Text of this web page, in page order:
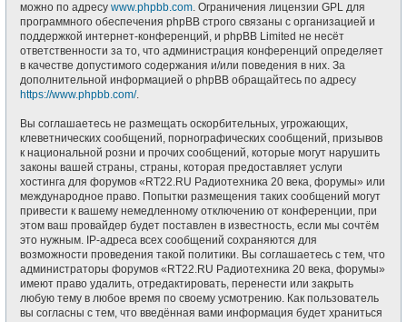
можно по адресу www.phpbb.com. Ограничения лицензии GPL для
программного обеспечения phpBB строго связаны с организацией и
поддержкой интернет-конференций, и phpBB Limited не несёт
ответственности за то, что администрация конференций определяет
в качестве допустимого содержания и/или поведения в них. За
дополнительной информацией о phpBB обращайтесь по адресу
https://www.phpbb.com/.
Вы соглашаетесь не размещать оскорбительных, угрожающих,
клеветнических сообщений, порнографических сообщений, призывов
к национальной розни и прочих сообщений, которые могут нарушить
законы вашей страны, страны, которая предоставляет услуги
хостинга для форумов «RT22.RU Радиотехника 20 века, форумы» или
международное право. Попытки размещения таких сообщений могут
привести к вашему немедленному отключению от конференции, при
этом ваш провайдер будет поставлен в известность, если мы сочтём
это нужным. IP-адреса всех сообщений сохраняются для
возможности проведения такой политики. Вы соглашаетесь с тем, что
администраторы форумов «RT22.RU Радиотехника 20 века, форумы»
имеют право удалить, отредактировать, перенести или закрыть
любую тему в любое время по своему усмотрению. Как пользователь
вы согласны с тем, что введённая вами информация будет храниться